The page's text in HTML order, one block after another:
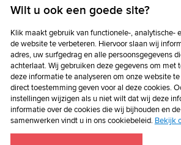
Privacybeleid
Disclaimer
Wilt u ook een goede site?
Klik maakt gebruik van functionele-, analytische-
de website te verbeteren. Hiervoor slaan wij
adres, uw surfgedrag en alle persoonsgegevens
achterlaat. Wij gebruiken deze gegevens om met
deze informatie te analyseren om onze website
direct toestemming geven voor al deze cookies.
instellingen wijzigen als u niet wilt dat wij deze
informatie over de cookies die wij bijhouden en
samenwerken vindt u in ons cookiebeleid. Bekijk